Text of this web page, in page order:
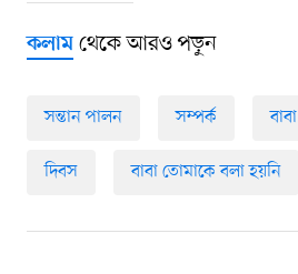
কলামথেকে আরও পড়ুন
সন্তান পালন সম্পর্ক বাবা
দিবস বাবা তোমাকে বলা হয়নি